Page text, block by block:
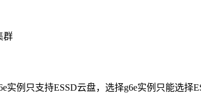
群
实例只支持ESSD云盘，选择g6e实例只能选